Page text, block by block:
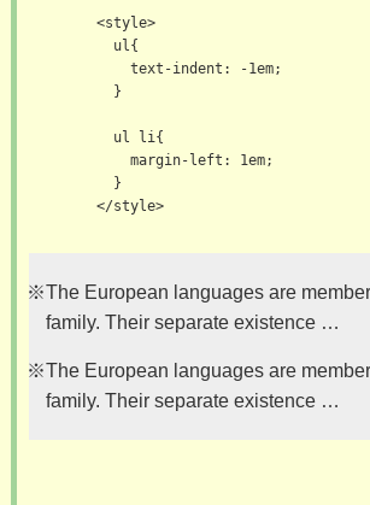
        <style>
          ul{
            text-indent: -1em;
          }
          ul li{
            margin-left: 1em;
          }
        </style>
※The European languages are
family. Their separate existence …
※The European languages are
family. Their separate existence …